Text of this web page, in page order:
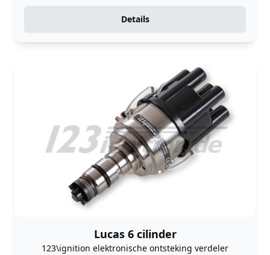
Details
Lucas 6 cilinder
123\ignition elektronische ontsteking verdeler